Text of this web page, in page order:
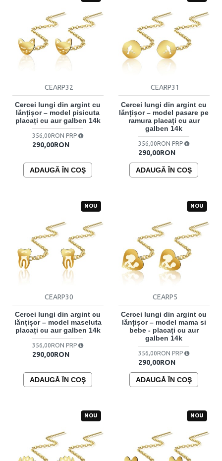
CEARP32
Cercei lungi din argint cu
lănțișor – model pisicuta
placați cu aur galben 14k
290,00RON
356,00RON PRP
ADAUGĂ ÎN COŞ
CEARP31
Cercei lungi din argint cu
lănțișor – model pasare pe
ramura placați cu aur
galben 14k
290,00RON
356,00RON PRP
ADAUGĂ ÎN COŞ
NOU
CEARP30
Cercei lungi din argint cu
lănțișor – model maseluta
placați cu aur galben 14k
290,00RON
356,00RON PRP
ADAUGĂ ÎN COŞ
NOU
CEARP5
Cercei lungi din argint cu
lănțișor – model mama si
bebe - placați cu aur
galben 14k
290,00RON
356,00RON PRP
ADAUGĂ ÎN COŞ
NOU NOU